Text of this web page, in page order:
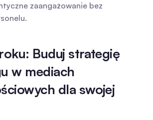
zaangażowanie bez
Buduj strategię
w mediach
dla swojej